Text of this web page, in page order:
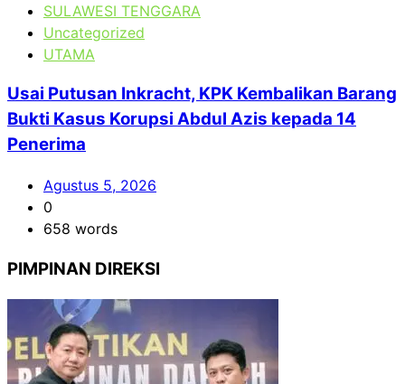
SULAWESI TENGGARA
Uncategorized
UTAMA
Usai Putusan Inkracht, KPK Kembalikan Barang
Bukti Kasus Korupsi Abdul Azis kepada 14
Penerima
Agustus 5, 2026
0
658 words
PIMPINAN DIREKSI